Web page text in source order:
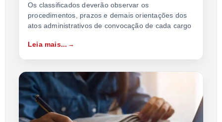
Os classificados deverão observar os
procedimentos, prazos e demais orientações dos
atos administrativos de convocação de cada cargo
Leia mais...